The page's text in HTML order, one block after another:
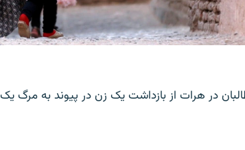
در هرات از بازداشت یک زن در پیوند به مرگ